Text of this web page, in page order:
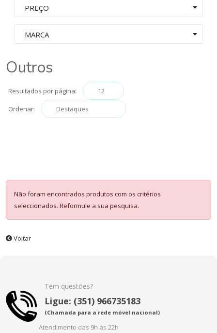
PREÇO
MARCA
Outros
Resultados por página:
Ordenar:
Não foram encontrados produtos com os critérios
seleccionados. Reformule a sua pesquisa.
Voltar
Tem questões?
Ligue: (351) 966735183
(Chamada para a rede móvel nacional)
Atendimento das 9h às 22h